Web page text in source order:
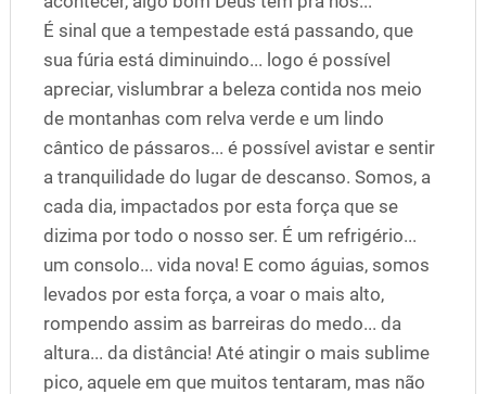
É sinal que a tempestade está passando, que
sua fúria está diminuindo... logo é possível
apreciar, vislumbrar a beleza contida nos meio
de montanhas com relva verde e um lindo
cântico de pássaros... é possível avistar e sentir
a tranquilidade do lugar de descanso. Somos, a
cada dia, impactados por esta força que se
dizima por todo o nosso ser. É um refrigério...
um consolo... vida nova! E como águias, somos
levados por esta força, a voar o mais alto,
rompendo assim as barreiras do medo... da
altura... da distância! Até atingir o mais sublime
pico, aquele em que muitos tentaram, mas não